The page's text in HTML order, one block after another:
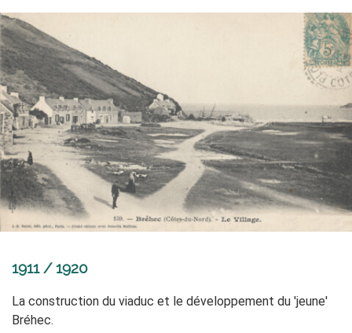
1911 / 1920
La construction du viaduc et le développement du 'jeune'
Bréhec.